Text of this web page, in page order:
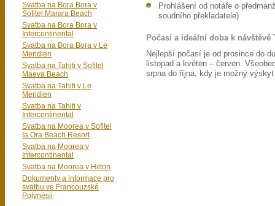
Prohlášení od notáře o
soudního překladatele)
Počasí a ideální doba k návštěvě
Nejlepší počasí je od prosince do
listopad a květen – červen.
srpna do října, kdy je možný
Svatba na Bora Bora v
Sofitel Marara Beach
Svatba na Bora Bora v
Intercontinental
Svatba na Bora Bora v Le
Meridien
Svatba na Tahiti v Sofitel
Maeva Beach
Svatba na Tahiti v Le
Meridien
Svatba na Tahiti v
Intercontinental
Svatba na Moorea v Sofitel
Ia Ora Beach Resort
Svatba na Moorea v
Intercontinental
Svatba na Moorea v Hilton
Dokumenty a informace pro
svatbu ve Francouzské
Polynésii